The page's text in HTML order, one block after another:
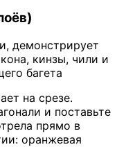
демонстрирует
кинзы, чили и
багета
на срезе.
и поставьте
прямо в
оранжевая